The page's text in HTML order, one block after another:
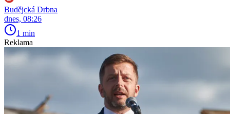
Budějcká Drbna
dnes, 08:26
1 min
Reklama